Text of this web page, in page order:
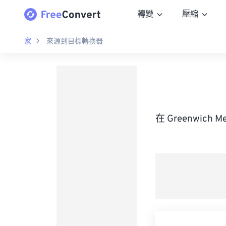
轉變 壓縮
家 來源到目標轉換器
在 Greenwich